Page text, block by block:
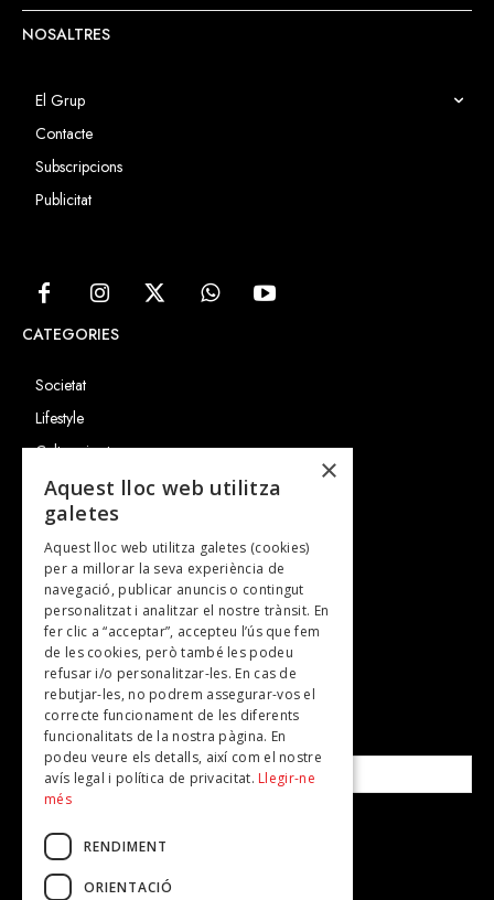
NOSALTRES
El Grup
Contacte
Subscripcions
Publicitat
CATEGORIES
Societat
Lifestyle
Cultura i art
Entrevistes
Gastronomia
TV
Plans per fer
Revistes
SUBSCRIU-TE A LA NOSTRA NEWSLETTER!
Correu electrònic*
Accepto lapolítica de privacitat
×
Aquest lloc web utilitza
galetes
Aquest lloc web utilitza galetes (cookies)
per a millorar la seva experiència de
navegació, publicar anuncis o contingut
personalitzat i analitzar el nostre trànsit. En
fer clic a “acceptar”, accepteu l’ús que fem
de les cookies, però també les podeu
refusar i/o personalitzar-les. En cas de
rebutjar-les, no podrem assegurar-vos el
correcte funcionament de les diferents
funcionalitats de la nostra pàgina. En
podeu veure els detalls, així com el nostre
avís legal i política de privacitat. Llegir-ne
més
RENDIMENT
ORIENTACIÓ